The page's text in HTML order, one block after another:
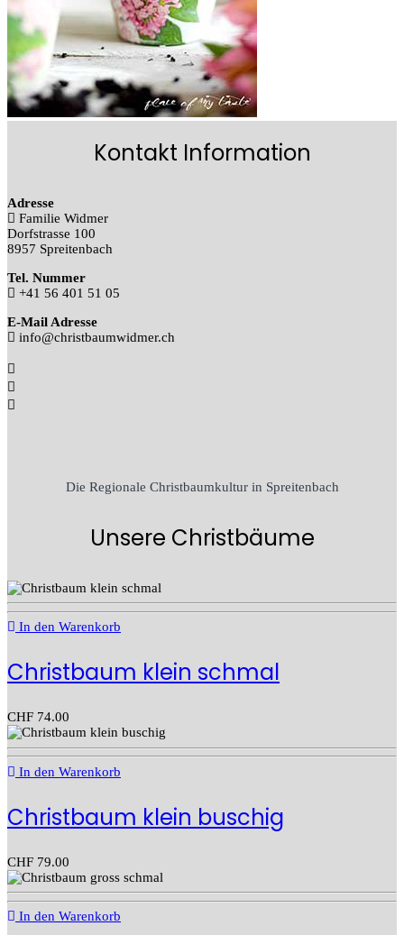
Kontakt Information
Adresse
Familie Widmer
Dorfstrasse 100
8957 Spreitenbach
Tel. Nummer
+41 56 401 51 05
E-Mail Adresse
info@christbaumwidmer.ch
Die Regionale Christbaumkultur in Spreitenbach
Unsere Christbäume
In den Warenkorb
Christbaum klein schmal
CHF 74.00
In den Warenkorb
Christbaum klein buschig
CHF 79.00
In den Warenkorb